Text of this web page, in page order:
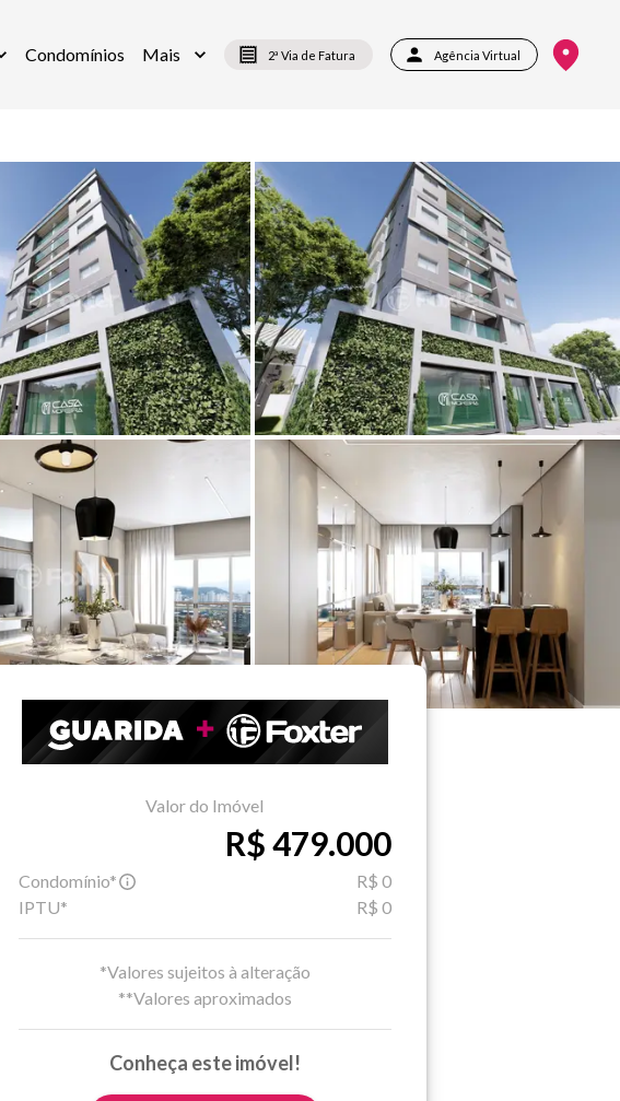
Condomínios Mais 2ª Via de Fatura Agência Virtual
Valor do Imóvel
R$ 479.000
Condomínio*
R$ 0
IPTU*
R$ 0
*Valores sujeitos à alteração
**Valores aproximados
Conheça este imóvel!